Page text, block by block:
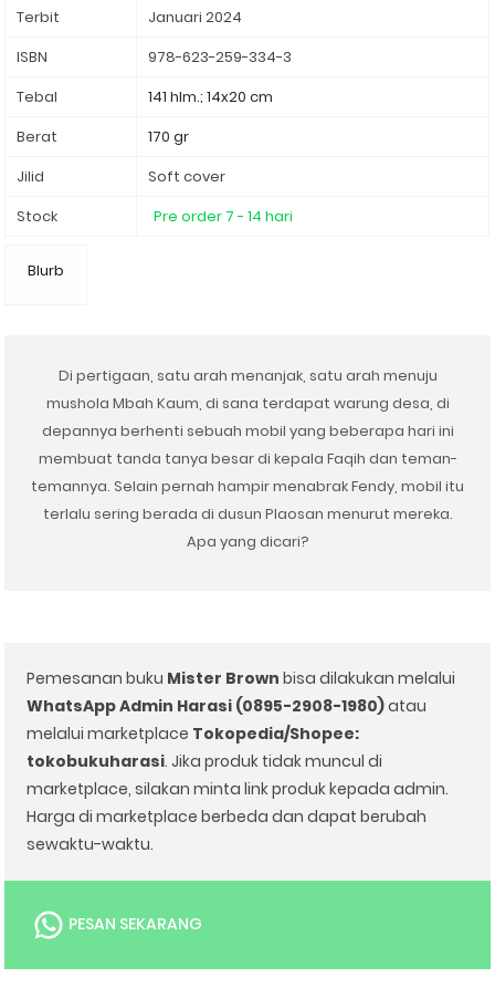
Terbit
Januari 2024
ISBN
978-623-259-334-3
Tebal
141 hlm.; 14x20 cm
Berat
170 gr
Jilid
Soft cover
Stock
Pre order 7 - 14 hari
Blurb
Di pertigaan, satu arah menanjak, satu arah menuju
mushola Mbah Kaum, di sana terdapat warung desa, di
depannya berhenti sebuah mobil yang beberapa hari ini
membuat tanda tanya besar di kepala Faqih dan teman-
temannya. Selain pernah hampir menabrak Fendy, mobil itu
terlalu sering berada di dusun Plaosan menurut mereka.
Apa yang dicari?
Pemesanan buku Mister Brown bisa dilakukan melalui
WhatsApp Admin Harasi (0895-2908-1980)atau
melalui marketplace Tokopedia/Shopee:
tokobukuharasi. Jika produk tidak muncul di
marketplace, silakan minta link produk kepada admin.
Harga di marketplace berbeda dan dapat berubah
sewaktu-waktu.
PESAN SEKARANG